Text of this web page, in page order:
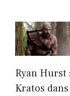
Ryan Hurst
Kratos